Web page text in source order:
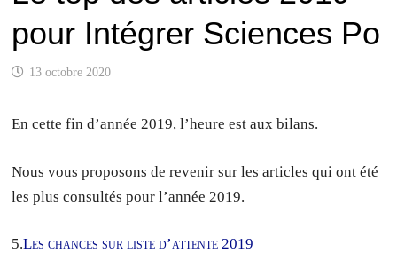
pour Intégrer Sciences Po
13 octobre 2020
En cette fin d’année 2019, l’heure est aux bilans.
Nous vous proposons de revenir sur les articles qui ont été
les plus consultés pour l’année 2019.
5.Les chances sur liste d’attente 2019